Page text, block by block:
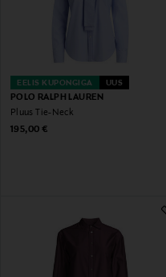
EELIS KUPONGIGA UUS
POLO RALPH LAUREN
Pluus Tie-Neck
Original Price
195,00 €